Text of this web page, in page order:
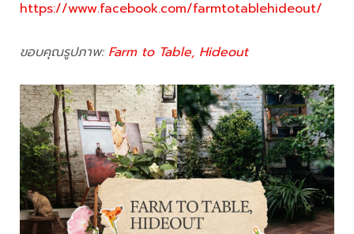
https://www.facebook.com/farmtotablehideout/
ขอบคุณรูปภาพ: Farm to Table, Hideout